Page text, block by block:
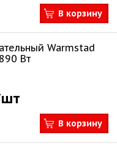
В корзину
Warmstad
Вт
В корзину